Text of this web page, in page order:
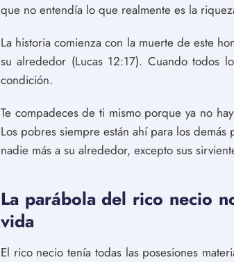
que no entendía lo que realmente es la
La historia comienza con la muerte de este
su alrededor (Lucas 12:17). Cuando todos
condición.
Te compadeces de ti mismo porque ya no
Los pobres siempre están ahí para los
nadie más a su alrededor, excepto sus
La parábola del rico necio
vida
El rico necio tenía todas las posesiones